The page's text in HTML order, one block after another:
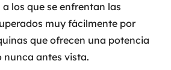
los que se enfrentan las
muy fácilmente por
que ofrecen una potencia
nunca antes vista.